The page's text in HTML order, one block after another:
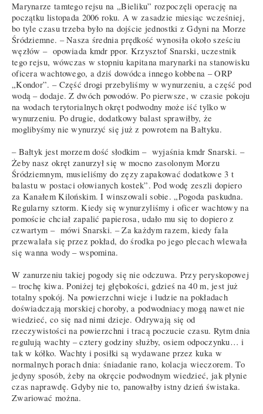
Marynarze tamtego rejsu na „Bieliku” rozpoczęli operację na
początku listopada 2006 roku. A w zasadzie miesiąc wcześniej,
bo tyle czasu trzeba było na dojście jednostki z Gdyni na Morze
Śródziemne. – Nasza średnia prędkość wynosiła około sześciu
węzłów – opowiada kmdr ppor. Krzysztof Snarski, uczestnik
tego rejsu, wówczas w stopniu kapitana marynarki na stanowisku
oficera wachtowego, a dziś dowódca innego kobbena – ORP
„Kondor”. – Część drogi przebyliśmy w wynurzeniu, a część pod
wodą – dodaje. Z dwóch powodów. Po pierwsze, w czasie pokoju
na wodach terytorialnych okręt podwodny może iść tylko w
wynurzeniu. Po drugie, dodatkowy balast sprawiłby, że
moglibyśmy nie wynurzyć się już z powrotem na Bałtyku.
– Bałtyk jest morzem dość słodkim – wyjaśnia kmdr Snarski. –
Żeby nasz okręt zanurzył się w mocno zasolonym Morzu
Śródziemnym, musieliśmy do zęzy zapakować dodatkowe 3 t
balastu w postaci ołowianych kostek”. Pod wodę zeszli dopiero
za Kanałem Kilońskim. I winszowali sobie. „Pogoda paskudna.
Regularny sztorm. Kiedy się wynurzyliśmy i oficer wachtowy na
pomoście chciał zapalić papierosa, udało mu się to dopiero z
czwartym – mówi Snarski. – Za każdym razem, kiedy fala
przewalała się przez pokład, do środka po jego plecach wlewała
się wanna wody – wspomina.
W zanurzeniu takiej pogody się nie odczuwa. Przy peryskopowej
– trochę kiwa. Poniżej tej głębokości, gdzieś na 40 m, jest już
totalny spokój. Na powierzchni wieje i ludzie na pokładach
doświadczają morskiej choroby, a podwodniacy mogą nawet nie
wiedzieć, co się nad nimi dzieje. Odrywają się od
rzeczywistości na powierzchni i tracą poczucie czasu. Rytm dnia
regulują wachty – cztery godziny służby, osiem odpoczynku… i
tak w kółko. Wachty i posiłki są wydawane przez kuka w
normalnych porach dnia: śniadanie rano, kolacja wieczorem. To
jedyny sposób, żeby na okręcie podwodnym wiedzieć, jak płynie
czas naprawdę. Gdyby nie to, panowałby istny dzień świstaka.
Zwariować można.